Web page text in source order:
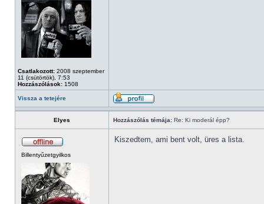
Csatlakozott: 2008 szeptember
11 (csütörtök), 7:53
Hozzászólások: 1508
Vissza a tetejére
Elyes Hozzászólás témája: Re: Ki moderál épp?
Billentyűzetgyilkos
Kiszedtem, ami bent volt, üres a lista.